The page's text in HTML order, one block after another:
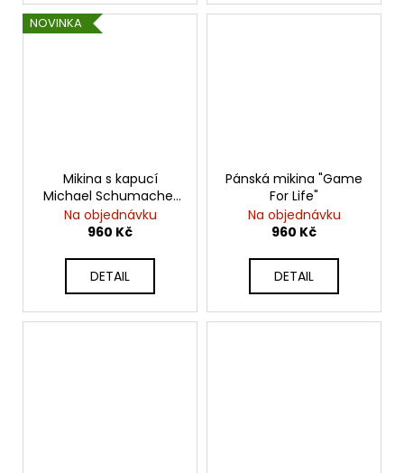
NOVINKA
Mikina s kapucí
Michael Schumacher
- Scuderia Ferrari
Formula One
Na objednávku
960 Kč
DETAIL
Pánská mikina "Game
For Life"
Na objednávku
960 Kč
DETAIL